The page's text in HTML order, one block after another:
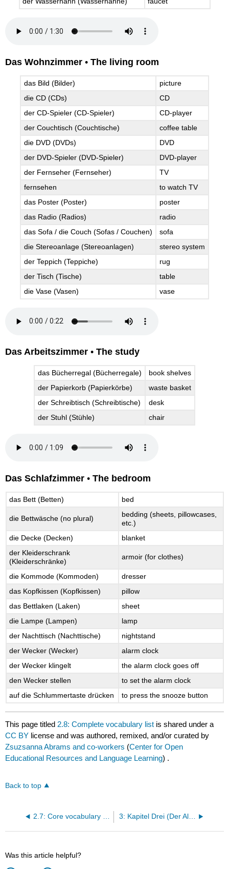
Das Wohnzimmer •The living room
das Bild (Bilder)
picture
die CD (CDs)
CD
der CD-Spieler (CD-Spieler)
CD-player
der Couchtisch (Couchtische)
coffee table
die DVD (DVDs)
DVD
der DVD-Spieler (DVD-Spieler)
DVD-player
der Fernseher (Fernseher)
TV
fernsehen
to watch TV
das Poster (Poster)
poster
das Radio (Radios)
radio
das Sofa / die Couch (Sofas / Couchen)
sofa
die Stereoanlage (Stereoanlagen)
stereo system
der Teppich (Teppiche)
rug
der Tisch (Tische)
table
die Vase (Vasen)
vase
Das Arbeitszimmer •The study
das Bücherregal (Bücherregale)
book shelves
der Papierkorb (Papierkörbe)
waste basket
der Schreibtisch (Schreibtische)
desk
der Stuhl (Stühle)
chair
Das Schlafzimmer •The bedroom
das Bett (Betten) bed
die Bettwäsche (no plural)
bedding (sheets, pillowcases,
etc.)
die Decke (Decken)
blanket
der Kleiderschrank
(Kleiderschränke)
armoir (for clothes)
die Kommode (Kommoden)
dresser
das Kopfkissen (Kopfkissen)
pillow
das Bettlaken (Laken)
sheet
die Lampe (Lampen)
lamp
der Nachttisch (Nachttische)
nightstand
der Wecker (Wecker)
alarm clock
der Wecker klingelt
the alarm clock goes off
den Wecker stellen
to set the alarm clock
auf die Schlummertaste drücken
to press the snooze button
This page titled 2.8: Complete vocabulary list is shared under a
CC BY license and was authored, remixed, and/or curated by
Zsuzsanna Abrams and co-workers (Center for Open
Educational Resources and Language Learning) .
Back to top
Was this article helpful?